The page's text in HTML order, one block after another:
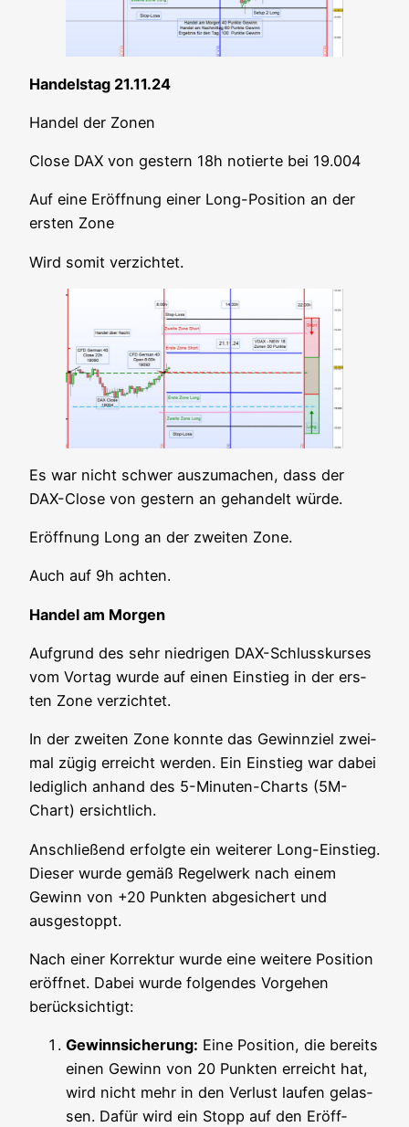
Han­dels­tag 21.11.24
Han­del der Zonen
Clo­se DAX von ges­tern 18h notier­te bei 19.004
Auf eine Eröff­nung einer Long-Posi­ti­on an der
ers­ten Zone
Wird somit verzichtet.
Es war nicht schwer aus­zu­ma­chen, dass der
DAX-Clo­se von ges­tern an gehan­delt würde.
Eröff­nung Long an der zwei­ten Zone.
Auch auf 9h achten.
Han­del am Morgen
Auf­grund des sehr nied­ri­gen DAX-Schluss­kur­ses
vom Vor­tag wur­de auf einen Ein­stieg in der ers­
ten Zone verzichtet.
In der zwei­ten Zone konn­te das Gewinn­ziel zwei­
mal zügig erreicht wer­den. Ein Ein­stieg war dabei
ledig­lich anhand des 5-Minu­ten-Charts (5M-
Chart) ersichtlich.
Anschlie­ßend erfolg­te ein wei­te­rer Long-Ein­stieg.
Die­ser wur­de gemäß Regel­werk nach einem
Gewinn von +20 Punk­ten abge­si­chert und
ausgestoppt.
Nach einer Kor­rek­tur wur­de eine wei­te­re Posi­ti­on
eröff­net. Dabei wur­de fol­gen­des Vor­ge­hen
berücksichtigt:
Gewinn­si­che­rung: Eine Posi­ti­on, die bereits
einen Gewinn von 20 Punk­ten erreicht hat,
wird nicht mehr in den Ver­lust lau­fen gelas­
sen. Dafür wird ein Stopp auf den Eröff­